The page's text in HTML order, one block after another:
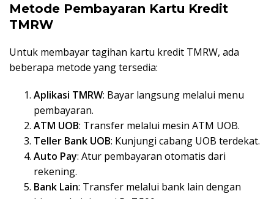
Metode Pembayaran Kartu Kredit
TMRW
Untuk membayar tagihan kartu kredit TMRW, ada
beberapa metode yang tersedia:
Aplikasi TMRW: Bayar langsung melalui menu
pembayaran.
ATM UOB: Transfer melalui mesin ATM UOB.
Teller Bank UOB: Kunjungi cabang UOB terdekat.
Auto Pay: Atur pembayaran otomatis dari
rekening.
Bank Lain: Transfer melalui bank lain dengan